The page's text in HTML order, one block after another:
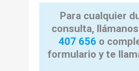
Para cualquier
consulta,
407 656 o
formulario y te